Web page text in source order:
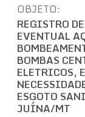
OBJETO:
REGISTRO
EVENTUAL
BOMBAS
ELETRICOS,
ESGOTO
JUÍNA/MT